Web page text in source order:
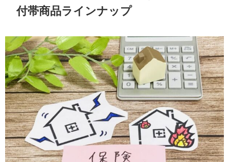
付帯商品ラインナップ